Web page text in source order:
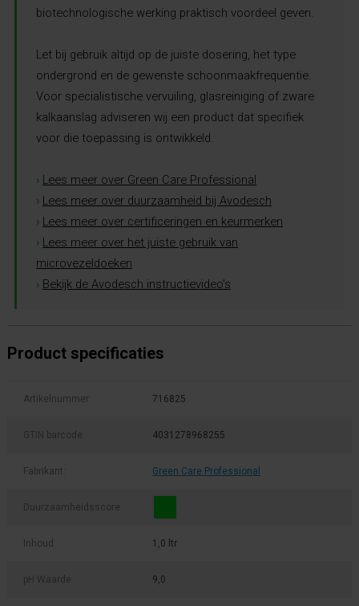
biotechnologische werking praktisch voordeel geven.
Let bij gebruik altijd op de juiste dosering, het type
ondergrond en de gewenste schoonmaakfrequentie.
Voor specialistische vervuiling, glasreiniging of zware
kalkaanslag adviseren wij een product dat specifiek
voor die toepassing is ontwikkeld.
› Lees meer over Green Care Professional
› Lees meer over duurzaamheid bij Avodesch
› Lees meer over certificeringen en keurmerken
› Lees meer over het juiste gebruik van
microvezeldoeken
› Bekijk de Avodesch instructievideo’s
Product specificaties
Artikelnummer 716825
GTIN barcode 4031278968255
Fabrikant: Green Care Professional
Duurzaamheidsscore
Inhoud 1,0 ltr
pH Waarde 9,0